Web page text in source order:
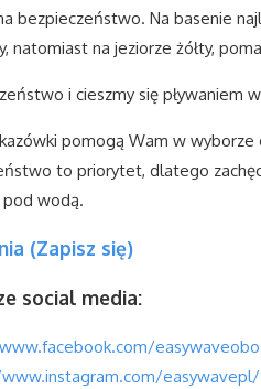
bezpieczeństwo. Na basenie
natomiast na jeziorze żółty,
i cieszmy się pływaniem w
pomogą Wam w
to priorytet, dlatego
pod wodą.
(Zapisz się)
social media:
easywavepl/